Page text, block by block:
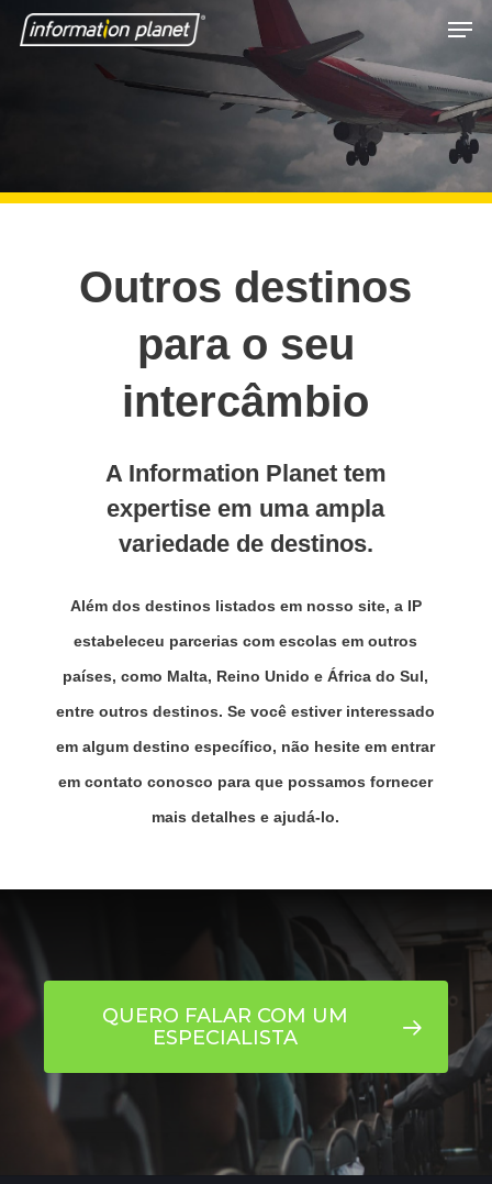
Skip
Outros destinos
para o seu
intercâmbio
A Information Planet tem
expertise em uma ampla
variedade de destinos.
Além dos destinos listados em nosso site, a IP
estabeleceu parcerias com escolas em outros
países, como Malta, Reino Unido e África do Sul,
entre outros destinos. Se você estiver interessado
em algum destino específico, não hesite em entrar
em contato conosco para que possamos fornecer
mais detalhes e ajudá-lo.
QUERO FALAR COM UM
ESPECIALISTA
Close
Menu